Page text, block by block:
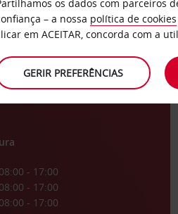
08:00 - 17:00
08:00 - 17:00
08:00 - 17:00
os dados com parceiros
– a nossa política de cookies
em ACEITAR, concorda com a
GERIR PREFERÊNCIAS